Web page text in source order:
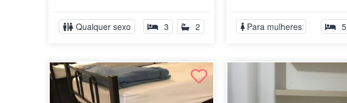
Qualquer sexo 3 2 Para mulheres 5